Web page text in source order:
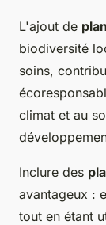
L'ajout de
biodiversité
soins,
climat et au
Inclure des
avantageux :
tout en étant